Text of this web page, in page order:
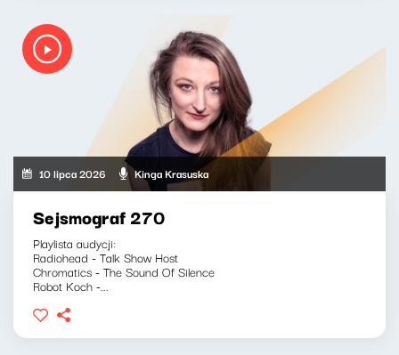
10 lipca 2026 Kinga Krasuska
Sejsmograf 270
Playlista audycji:
Radiohead - Talk Show Host
Chromatics - The Sound Of Silence
Robot Koch -...